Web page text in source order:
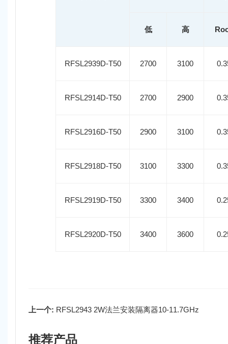
低 高
RFSL2939D-T50 2700 3100
RFSL2914D-T50 2700 2900
RFSL2916D-T50 2900 3100
RFSL2918D-T50 3100 3300
RFSL2919D-T50 3300 3400
RFSL2920D-T50 3400 3600
上一个: RFSL2943 2W法兰安装隔离器10-11.7GHz
推荐产品